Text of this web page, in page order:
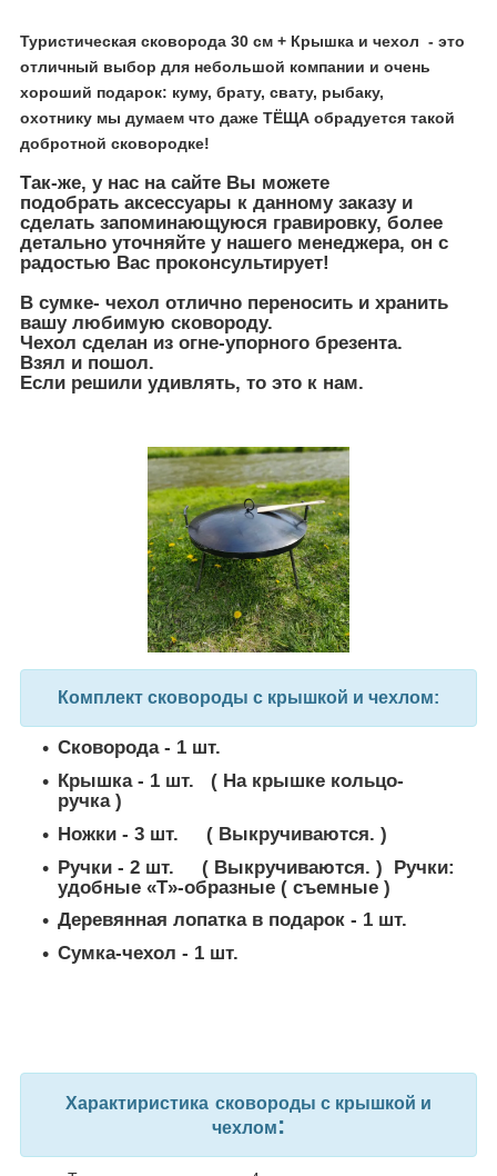
Туристическая сковорода 30 см + Крышка и чехол - это
отличный выбор для небольшой компании и очень
хороший подарок: куму, брату, свату, рыбаку,
охотнику мы думаем что даже ТЁЩА обрадуется такой
добротной сковородке!
Так-же, у нас на сайте Вы можете
подобрать аксессуары к данному заказу и
сделать запоминающуюся гравировку, более
детально уточняйте у нашего менеджера, он с
радостью Вас проконсультирует!
В сумке- чехол отлично переносить и хранить
вашу любимую сковороду.
Чехол сделан из огне-упорного брезента.
Взял и пошол.
Если решили удивлять, то это к нам.
Комплект сковороды с крышкой и чехлом:
Сковорода - 1 шт.
Крышка - 1 шт. ( На крышке кольцо-
ручка )
Ножки - 3 шт. ( Выкручиваются. )
Ручки - 2 шт. ( Выкручиваются. ) Ручки:
удобные «Т»-образные ( съемные )
Деревянная лопатка в подарок - 1 шт.
Сумка-чехол - 1 шт.
Характиристика сковороды с крышкой и
чехлом: